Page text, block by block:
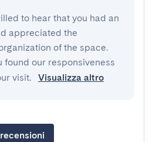
to hear that you had an
appreciated the
of the space.
found our responsiveness
visit.
Visualizza altro